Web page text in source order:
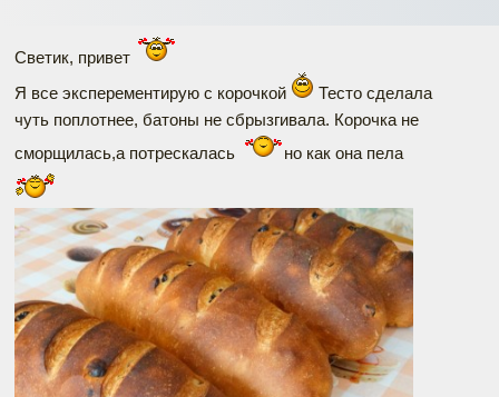
Светик, привет
Я все эксперементирую с корочкой
Тесто сделала
чуть поплотнее, батоны не сбрызгивала. Корочка не
сморщилась,а потрескалась
но как она пела